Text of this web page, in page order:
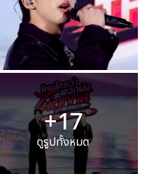
+17
ดูรูปทั้งหมด